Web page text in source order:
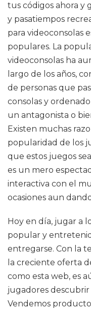
tus códigos ahora y
y pasatiempos
para videoconsolas
populares. La
videoconsolas ha
largo de los años,
de personas que
consolas y
un antagonista o
Existen muchas
popularidad de los
que estos juegos
es un mero
interactiva con el
ocasiones aun
Hoy en día, jugar a
popular y
entregarse. Con la
la creciente oferta
como esta web, es
jugadores descubrir
Vendemos